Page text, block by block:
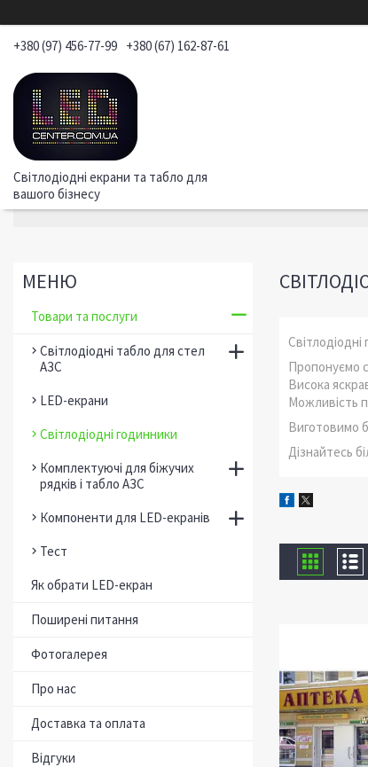
+380 (97) 456-77-99 +380 (67) 162-87-61
Світлодіодні екрани та табло для
вашого бізнесу
Пропонуємо
Висока
Можливість
Виготовимо
Дізнайтесь
Товари та послуги
Світлодіодні табло для стел
АЗС
LED-екрани
Світлодіодні годинники
Комплектуючі для біжучих
рядків і табло АЗС
Компоненти для LED-екранів
Тест
Як обрати LED-екран
Поширені питання
Фотогалерея
Про нас
Доставка та оплата
Відгуки